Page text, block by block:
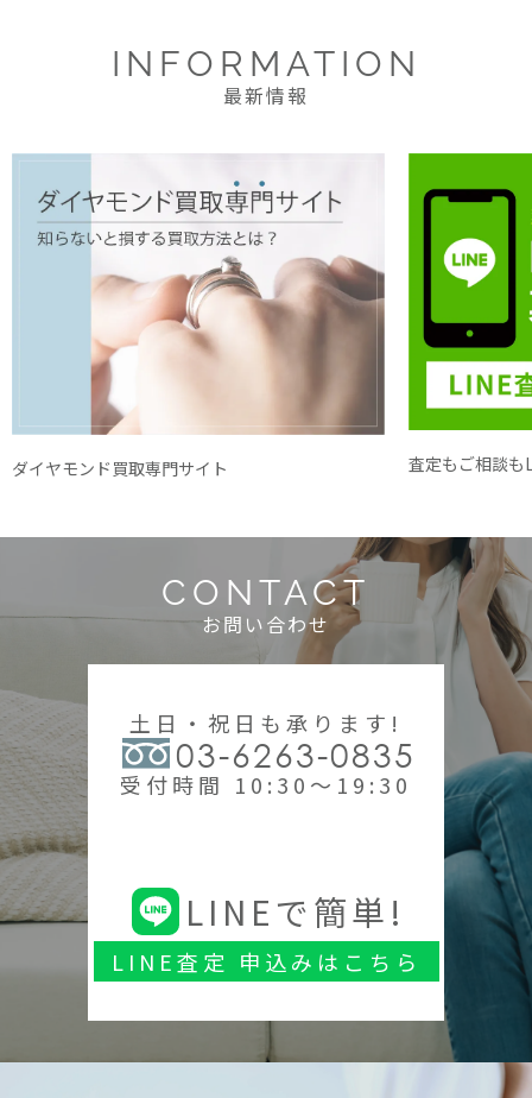
INFORMATION
最新情報
ダイヤモンド買取専門サイト 査定もご相談も
CONTACT
お問い合わせ
土日・祝日も承ります!
03-6263-0835
受付時間 10:30～19:30
LINEで簡単!
LINE査定 申込みはこちら